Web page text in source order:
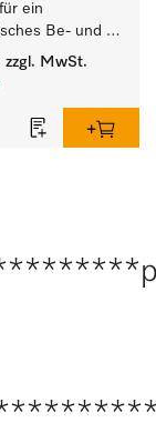
ein
Be- und
und
zzgl. MwSt.